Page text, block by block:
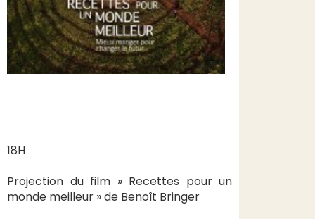
18H
Projection du film » Recettes pour un
monde meilleur » de Benoît Bringer